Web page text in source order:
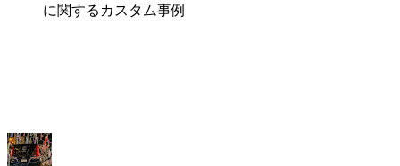
に関するカスタム事例